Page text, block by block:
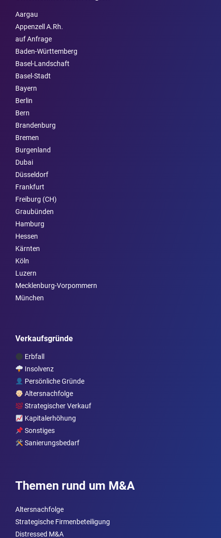
Aargau
Appenzell A.Rh.
auf Anfrage
Baden-Württemberg
Basel-Landschaft
Basel-Stadt
Bayern
Berlin
Bern
Brandenburg
Bremen
Burgen­land
Dubai
Düsseldorf
Frankfurt
Freiburg (CH)
Graubünden
Hamburg
Hessen
Kärnten
Köln
Luzern
Mecklenburg-Vorpommern
München
Verkaufsgründe
Erbfall
Insolvenz
Persönliche Gründe
Altersnachfolge
Strategischer Verkauf
Kapitalerhöhung
Sonstiges
Sanierungsbedarf
Themen rund um M&A
Altersnachfolge
Strategische Firmenbeteiligung
Distressed M&A